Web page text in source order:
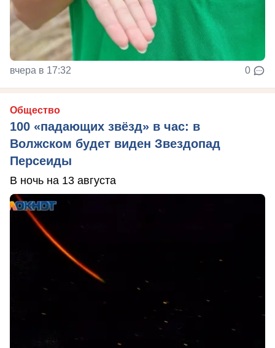
вчера в 17:32 0
Общество
100 «падающих звёзд» в час: в
Волжском будет виден Звездопад
Персеиды
В ночь на 13 августа